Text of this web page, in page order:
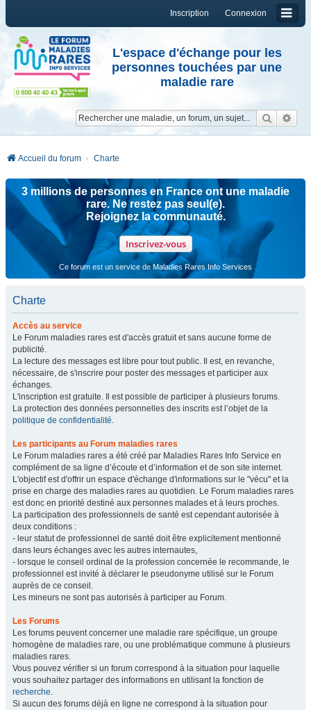
Connexion
Inscription
L'espace d'échange pour les
personnes touchées par une
maladie rare
Accueil du forum Charte
3 millions de personnes en France ont une maladie
rare. Ne restez pas seul(e).
Rejoignez la communauté.
Inscrivez-vous
Ce forum est un service de Maladies Rares Info Services
Charte
Accès au service
Le Forum maladies rares est d'accès gratuit et sans aucune forme de
publicité.
La lecture des messages est libre pour tout public. Il est, en revanche,
nécessaire, de s'inscrire pour poster des messages et participer aux
échanges.
L'inscription est gratuite. Il est possible de participer à plusieurs forums.
La protection des données personnelles des inscrits est l’objet de la
politique de confidentialité.
Les participants au Forum maladies rares
Le Forum maladies rares a été créé par Maladies Rares Info Service en
complément de sa ligne d’écoute et d’information et de son site internet.
L'objectif est d'offrir un espace d'échange d'informations sur le "vécu" et la
prise en charge des maladies rares au quotidien. Le Forum maladies rares
est donc en priorité destiné aux personnes malades et à leurs proches.
La participation des professionnels de santé est cependant autorisée à
deux conditions :
- leur statut de professionnel de santé doit être explicitement mentionné
dans leurs échanges avec les autres internautes,
- lorsque le conseil ordinal de la profession concernée le recommande, le
professionnel est invité à déclarer le pseudonyme utilisé sur le Forum
auprès de ce conseil.
Les mineurs ne sont pas autorisés à participer au Forum.
Les Forums
Les forums peuvent concerner une maladie rare spécifique, un groupe
homogène de maladies rare, ou une problématique commune à plusieurs
maladies rares.
Vous pouvez vérifier si un forum correspond à la situation pour laquelle
vous souhaitez partager des informations en utilisant la fonction de
recherche.
Si aucun des forums déjà en ligne ne correspond à la situation pour